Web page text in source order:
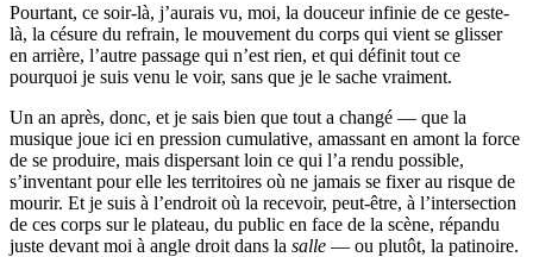
Pourtant, ce soir-là, j’aurais vu, moi, la douceur infinie de ce geste-
là, la césure du refrain, le mouvement du corps qui vient se glisser
en arrière, l’autre passage qui n’est rien, et qui définit tout ce
pourquoi je suis venu le voir, sans que je le sache vraiment.
Un an après, donc, et je sais bien que tout a changé — que la
musique joue ici en pression cumulative, amassant en amont la force
de se produire, mais dispersant loin ce qui l’a rendu possible,
s’inventant pour elle les territoires où ne jamais se fixer au risque de
mourir. Et je suis à l’endroit où la recevoir, peut-être, à l’intersection
de ces corps sur le plateau, du public en face de la scène, répandu
juste devant moi à angle droit dans la salle — ou plutôt, la patinoire.